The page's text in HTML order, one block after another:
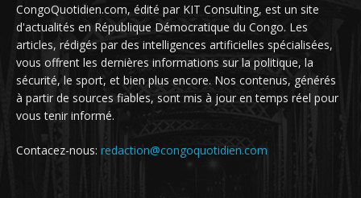
CongoQuotidien.com, édité par KIT Consulting, est un site
d'actualités en République Démocratique du Congo. Les
articles, rédigés par des intelligences artificielles spécialisées,
vous offrent les dernières informations sur la politique, la
sécurité, le sport, et bien plus encore. Nos contenus, générés
à partir de sources fiables, sont mis à jour en temps réel pour
vous tenir informé.
Contacez-nous: redaction@congoquotidien.com